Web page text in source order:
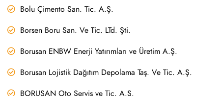
Bolu Çimento San. Tic. A.Ş.
Borsen Boru San. Ve Tic. LTd. Şti.
Borusan ENBW Enerji Yatırımları ve Üretim A.Ş.
Borusan Lojistik Dağıtım Depolama Taş. Ve Tic. A.Ş.
BORUSAN Oto Servis ve Tic. A.Ş.